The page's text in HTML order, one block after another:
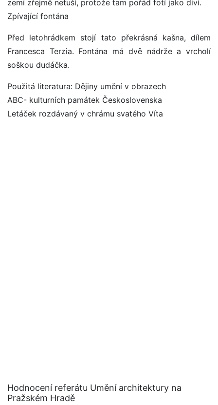
zemí zřejmě netuší, protože tam pořád fotí jako diví.
Zpívající fontána
Před letohrádkem stojí tato překrásná kašna, dílem
Francesca Terzia. Fontána má dvě nádrže a vrcholí
soškou dudáčka.
Použitá literatura: Dějiny umění v obrazech
ABC- kulturních památek Československa
Letáček rozdávaný v chrámu svatého Víta
Hodnocení referátu Umění architektury na
Pražském Hradě